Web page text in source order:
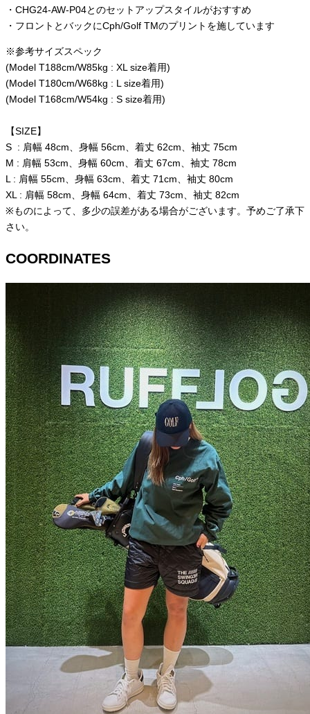
・CHG24-AW-P04とのセットアップスタイルがおすすめ
・フロントとバックにCph/Golf TMのプリントを施しています
※参考サイズスペック
(Model T188cm/W85kg : XL size着用)
(Model T180cm/W68kg : L size着用)
(Model T168cm/W54kg : S size着用)
【SIZE】
S : 肩幅 48cm、身幅 56cm、着丈 62cm、袖丈 75cm
M : 肩幅 53cm、身幅 60cm、着丈 67cm、袖丈 78cm
L : 肩幅 55cm、身幅 63cm、着丈 71cm、袖丈 80cm
XL : 肩幅 58cm、身幅 64cm、着丈 73cm、袖丈 82cm
※ものによって、多少の誤差がある場合がございます。予めご了承下
さい。
COORDINATES